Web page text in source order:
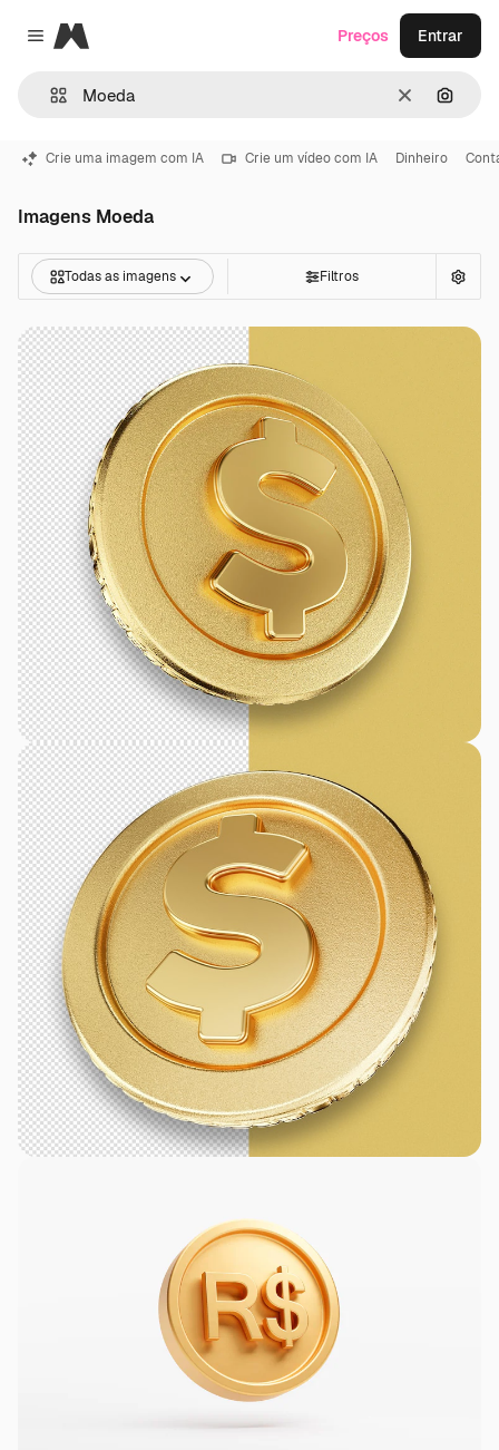
Close menu
Magnific
Limpar
Preços Entrar
Crie uma imagem com IA Crie um vídeo com IA Dinheiro
Imagens Moeda
Todas as imagens Filtros